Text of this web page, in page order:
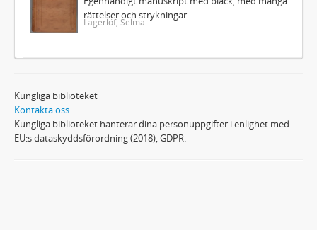
rättelser och strykningar
Lagerlöf, Selma
Kungliga biblioteket
Kontakta oss
Kungliga biblioteket hanterar dina personuppgifter i enlighet med
EU:s dataskyddsförordning (2018), GDPR.